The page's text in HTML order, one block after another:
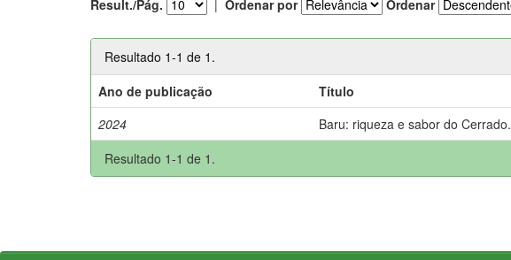
Result./Pág. | Ordenar por Ordenar
Resultado 1-1 de 1.
Ano de publicação
Título
2024
Baru: riqueza e sabor do Cerrado.
Resultado 1-1 de 1.